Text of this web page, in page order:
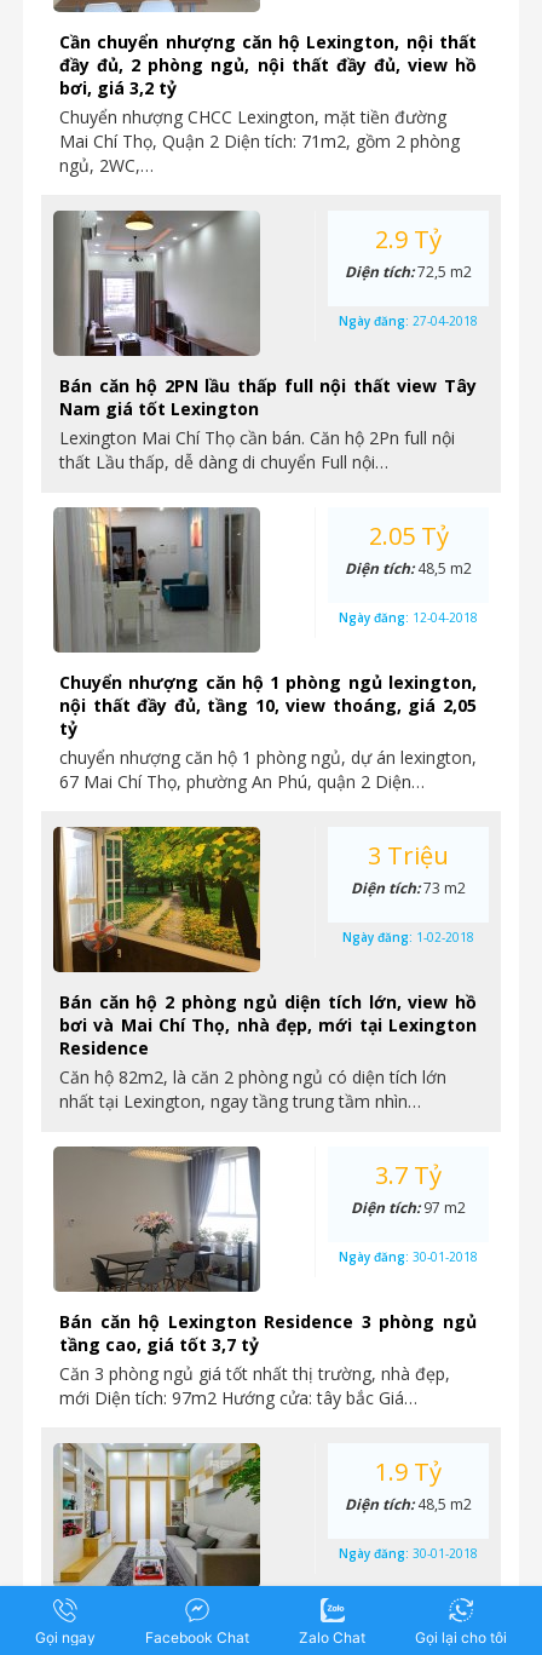
Cần chuyển nhượng căn hộ Lexington, nội thất
đầy đủ, 2 phòng ngủ, nội thất đầy đủ, view hồ
bơi, giá 3,2 tỷ
Chuyển nhượng CHCC Lexington, mặt tiền đường
Mai Chí Thọ, Quận 2 Diện tích: 71m2, gồm 2 phòng
ngủ, 2WC,…
Bán căn hộ 2PN lầu thấp full nội thất view Tây
Nam giá tốt Lexington
Lexington Mai Chí Thọ cần bán. Căn hộ 2Pn full nội
thất Lầu thấp, dễ dàng di chuyển Full nội…
2.9 Tỷ
Diện tích:72,5 m2
Ngày đăng: 27-04-2018
Chuyển nhượng căn hộ 1 phòng ngủ lexington,
nội thất đầy đủ, tầng 10, view thoáng, giá 2,05
tỷ
chuyển nhượng căn hộ 1 phòng ngủ, dự án lexington,
67 Mai Chí Thọ, phường An Phú, quận 2 Diện…
2.05 Tỷ
Diện tích:48,5 m2
Ngày đăng: 12-04-2018
Bán căn hộ 2 phòng ngủ diện tích lớn, view hồ
bơi và Mai Chí Thọ, nhà đẹp, mới tại Lexington
Residence
Căn hộ 82m2, là căn 2 phòng ngủ có diện tích lớn
nhất tại Lexington, ngay tầng trung tầm nhìn…
3 Triệu
Diện tích:73 m2
Ngày đăng: 1-02-2018
Bán căn hộ Lexington Residence 3 phòng ngủ
tầng cao, giá tốt 3,7 tỷ
Căn 3 phòng ngủ giá tốt nhất thị trường, nhà đẹp,
mới Diện tích: 97m2 Hướng cửa: tây bắc Giá…
3.7 Tỷ
Diện tích:97 m2
Ngày đăng: 30-01-2018
Cần chuyển nhượng căn hộ Lexington, 1 Phòng
ngủ, nội thất đầy đủ, tầng thấp, giá 1,9 tỷ
1.9 Tỷ
Diện tích:48,5 m2
Ngày đăng: 30-01-2018
Gọi ngay Facebook Chat Zalo Chat Gọi lại cho tôi